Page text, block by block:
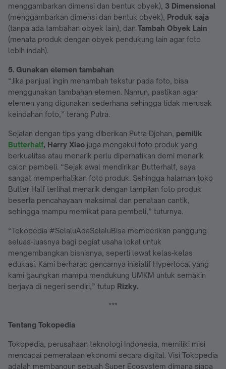
menggambarkan dimensi dan bentuk obyek), 3 Dimensional
(menggambarkan dimensi dan bentuk obyek), Produk saja
(tanpa ada tambahan obyek lain), dan Tambah Obyek Lain
(menata produk dengan obyek pendukung lain agar foto
lebih indah).
5. Gunakan elemen tambahan
“Jika penjual ingin menambah tekstur pada foto, bisa
menggunakan tambahan elemen. Namun, pastikan agar
elemen yang digunakan sederhana sehingga tidak merusak
keindahan foto,” terang Putra.
Sejalan dengan tips yang diberikan Putra Djohan, pemilik
Butterhalf, Harry Xiao juga mengakui foto produk yang
berkualitas atau menarik perlu diperhatikan demi menarik
calon pembeli. “Sejak awal mendirikan Butterhalf, saya
sangat memperhatikan foto produk. Sehingga halaman toko
Butter Half terlihat menarik dengan tampilan foto produk
beserta pencahayaan maksimal dan penataan cantik,
sehingga mampu memikat para pembeli,” tuturnya.
“Tokopedia #SelaluAdaSelaluBisa memberikan panggung
seluas-luasnya bagi pegiat usaha lokal untuk
mengembangkan bisnisnya, seperti lewat kelas-kelas
edukasi. Kami berharap gencarnya inisiatif Hyperlocal yang
kami gaungkan mampu mendukung UMKM untuk semakin
berjaya di negeri sendiri,” tutup Rizky.
***
Tentang Tokopedia
Tokopedia, perusahaan teknologi Indonesia, memiliki misi
mencapai pemerataan ekonomi secara digital. Visi Tokopedia
adalah membangun sebuah Super Ecosystem dimana siapa